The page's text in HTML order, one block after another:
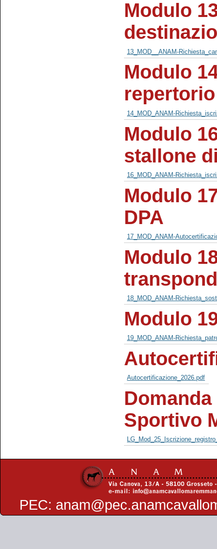
Modulo
13_MOD__ANAM-
Modulo
14_MOD_ANAM-
Modulo
stallone
16_MOD_ANAM-
Modulo
DPA
17_MOD_ANAM-
Modulo
18_MOD_ANAM-
Modulo
19_MOD_ANAM-
Autocertificazione_2026.pdf
Sportivo
PEC: